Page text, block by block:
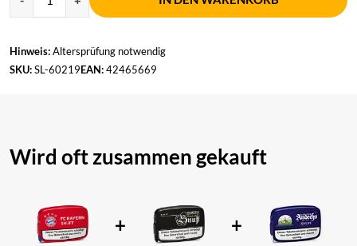
Hinweis:Altersprüfung notwendig
SKU:SL-60219EAN:42465669
Wird oft zusammen gekauft
+ +